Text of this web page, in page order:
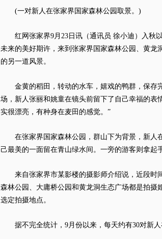
(一对新人在张家界国家森林公园取景。)
红网张家界9月23日讯（通讯员 徐小迪）入秋
未来的美好期许，来到张家界国家森林公园、黄龙
的另一道风景。
金黄的稻田，转动的水车，嬉戏的鸭群，保存
场，新人张丽和姚童在镜头前留下了自己幸福的表
实很漂亮，有种身在麦田的感觉。”
在张家界国家森林公园，群山下为背景，新人在
己最美的一面留在青山绿水间。一旁的游客则拿起
来自张家界市某影楼的摄影师介绍说，近段时
森林公园、大庸桥公园和黄龙洞生态广场都是拍摄
选定拍摄地点。
据不完全统计，9月份以来，每天约有30对新人